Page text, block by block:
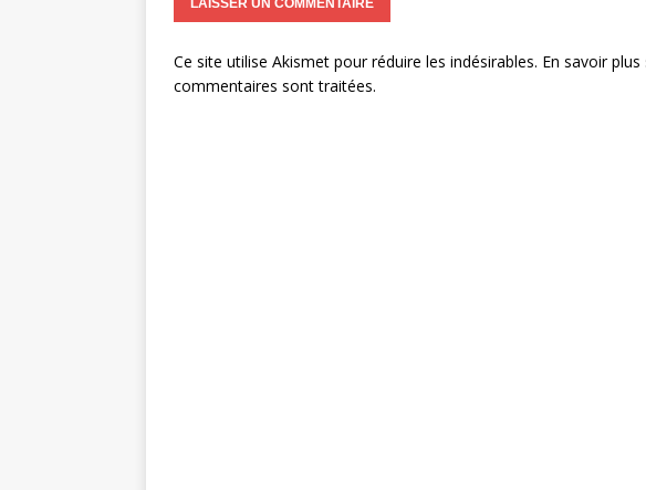
Ce site utilise Akismet pour réduire les indésirables. En savoir
commentaires sont traitées.